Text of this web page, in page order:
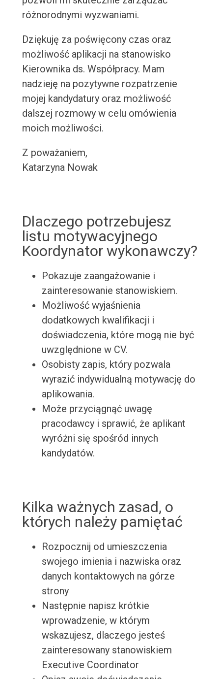
różnorodnymi wyzwaniami.
Dziękuję za poświęcony czas oraz
możliwość aplikacji na stanowisko
Kierownika ds. Współpracy. Mam
nadzieję na pozytywne rozpatrzenie
mojej kandydatury oraz możliwość
dalszej rozmowy w celu omówienia
moich możliwości.
Z poważaniem,
Katarzyna Nowak
Dlaczego potrzebujesz
listu motywacyjnego
Koordynator wykonawczy?
Pokazuje zaangażowanie i
zainteresowanie stanowiskiem.
Możliwość wyjaśnienia
dodatkowych kwalifikacji i
doświadczenia, które mogą nie być
uwzględnione w CV.
Osobisty zapis, który pozwala
wyrazić indywidualną motywację do
aplikowania.
Może przyciągnąć uwagę
pracodawcy i sprawić, że aplikant
wyróżni się spośród innych
kandydatów.
Kilka ważnych zasad, o
których należy pamiętać
Rozpocznij od umieszczenia
swojego imienia i nazwiska oraz
danych kontaktowych na górze
strony
Następnie napisz krótkie
wprowadzenie, w którym
wskazujesz, dlaczego jesteś
zainteresowany stanowiskiem
Executive Coordinator